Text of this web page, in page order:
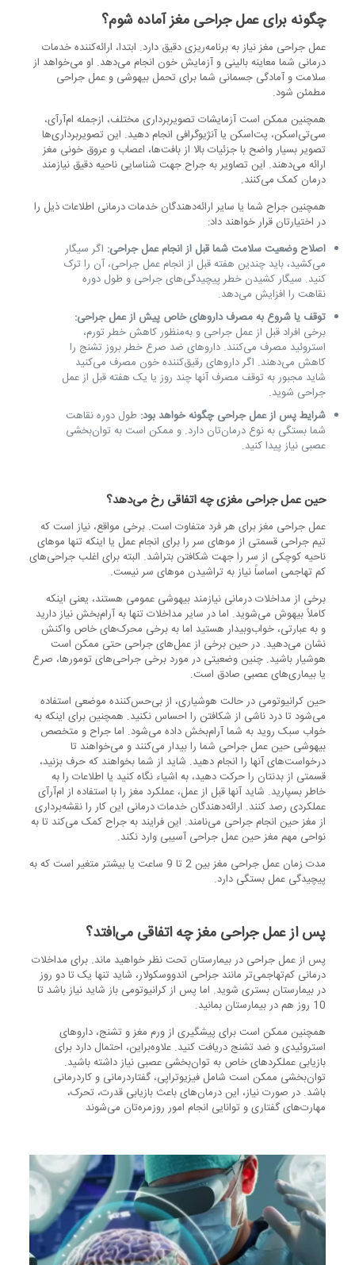
چگونه برای عمل جراحی مغز آماده شوم؟
عمل جراحی مغز نیاز به برنامه‌ریزی دقیق دارد. ابتدا، ارائه‌کننده خدمات
درمانی شما معاینه بالینی و آزمایش خون انجام می‌دهد. او می‌خواهد از
سلامت و آمادگی جسمانی شما برای تحمل بیهوشی و عمل جراحی
مطمئن شود.
همچنین ممکن است آزمایشات تصویربرداری مختلف، ازجمله ام‌آرآی،
سی‌تی‌اسکن، پت‌اسکن یا آنژیوگرافی انجام دهید. این تصویربرداری‌ها
تصویر بسیار واضح با جزئیات بالا از بافت‌ها، اعصاب و عروق خونی مغز
ارائه می‌دهند. این تصاویر به جراح جهت شناسایی ناحیه دقیق نیازمند
درمان کمک می‌کنند.
همچنین جراح شما یا سایر ارائه‌دهندگان خدمات درمانی اطلاعات ذیل را
در اختیارتان قرار خواهند داد:
اصلاح وضعیت سلامت شما قبل از انجام عمل جراحی: اگر سیگار
می‌کشید، باید چندین هفته قبل از انجام عمل جراحی، آن را ترک
کنید. سیگار کشیدن خطر پیچیدگی‌های جراحی و طول دوره
نقاهت را افزایش می‌دهد.
توقف یا شروع به مصرف داروهای خاص پیش از عمل جراحی:
برخی افراد قبل از عمل جراحی و به‌منظور کاهش خطر تورم،
استروئید مصرف می‌کنند. داروهای ضد صرع خطر بروز تشنج را
کاهش می‌دهند. اگر داروهای رقیق‌کننده خون مصرف می‌کنید
شاید مجبور به توقف مصرف آنها چند روز یا یک هفته قبل از عمل
جراحی شوید.
شرایط پس از عمل جراحی چگونه خواهد بود: طول دوره نقاهت
شما بستگی به نوع درمان‌تان دارد. و ممکن است به توان‌بخشی
عصبی نیاز پیدا کنید.
حین عمل جراحی مغزی چه اتفاقی رخ می‌دهد؟
عمل جراحی مغز برای هر فرد متفاوت است. برخی مواقع، نیاز است که
تیم جراحی قسمتی از موهای سر را برای انجام عمل یا اینکه تنها موهای
ناحیه کوچکی از سر را جهت شکافتن بتراشد. البته برای اغلب جراحی‌های
کم تهاجمی اساساً نیاز به تراشیدن موهای سر نیست.
برخی از مداخلات درمانی نیازمند بیهوشی عمومی هستند، یعنی اینکه
کاملاً بیهوش می‌شوید. اما در سایر مداخلات تنها به آرام‌بخش نیاز دارید
و به عبارتی، خواب‌وبیدار هستید اما به برخی محرک‌های خاص واکنش
نشان می‌دهید. در حین برخی از عمل‌های جراحی حتی ممکن است
هوشیار باشید. چنین وضعیتی در مورد برخی جراحی‌های تومورها، صرع
یا بیماری‌های عصبی صادق است.
حین کرانیوتومی در حالت هوشیاری، از بی‌حس‌کننده موضعی استفاده
می‌شود تا درد ناشی از شکافتن را احساس نکنید. همچنین برای اینکه به
خواب سبک روید به شما آرام‌بخش داده می‌شود. اما جراح و متخصص
بیهوشی حین عمل جراحی شما را بیدار می‌کنند و می‌‌خواهند تا
درخواست‌های آنها را انجام دهید. شاید از شما بخواهند که حرف بزنید،
قسمتی از بدنتان را حرکت دهید، به اشیاء نگاه کنید یا اطلاعات را به
خاطر بسپارید. شاید آنها قبل از عمل، عملکرد مغز را با استفاده از ام‌آر‌آی
عملکردی رصد کنند. ارائه‌دهندگان خدمات درمانی این کار را نقشه‌برداری
از مغز حین انجام جراحی می‌نامند. این فرایند به جراح کمک می‌کند تا به
نواحی مهم مغز حین عمل جراحی آسیبی وارد نکند.
مدت زمان عمل جراحی مغز بین 2 تا 9 ساعت یا بیشتر متغیر است که به
پیچیدگی عمل بستگی دارد.
پس از عمل جراحی مغز چه اتفاقی می‌افتد؟
پس از عمل جراحی در بیمارستان تحت نظر خواهید ماند. برای مداخلات
درمانی کم‌تهاجمی‌تر مانند جراحی اندووسکولار، شاید تنها یک تا دو روز
در بیمارستان بستری شوید. اما پس از کرانیوتومی باز شاید نیاز باشد تا
10 روز هم در بیمارستان بمانید.
همچنین ممکن است برای پیشگیری از ورم مغز و تشنج، داروهای
استروئیدی و ضد تشنج دریافت کنید. علاوه‌براین، احتمال دارد برای
بازیابی عملکردهای خاص به توان‌بخشی عصبی نیاز داشته باشید.
توان‌بخشی ممکن است شامل فیزیوتراپی، گفتاردرمانی و کاردرمانی
باشد. در صورت نیاز، این درمان‌های باعث بازیابی قدرت، تحرک،
مهارت‌های گفتاری و توانایی انجام امور روزمره‌تان می‌شوند